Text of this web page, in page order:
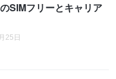
SIMフリーとキャリア
25日